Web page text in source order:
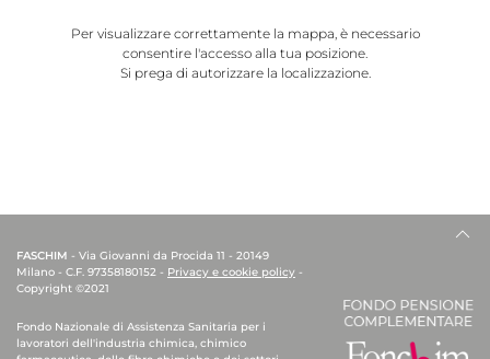
Per visualizzare correttamente la mappa, è necessario
consentire l'accesso alla tua posizione.
Si prega di autorizzare la localizzazione.
FASCHIM - Via Giovanni da Procida 11 - 20149
Milano - C.F. 97358180152 - Privacy e cookie policy -
Copyright ©2021
Fondo Nazionale di Assistenza Sanitaria per i
lavoratori dell'industria chimica, chimico